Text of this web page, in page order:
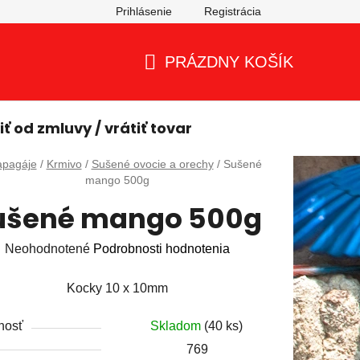
Prihlásenie Registrácia
KOŠÍK
PRÁZDNY KOŠÍK
od zmluvy / vrátiť tovar
/ Krmivo / Sušené ovocie a orechy / Sušené
mango 500g
mango 500g
Priemerné
0,0
Neohodnotené Podrobnosti hodnotenia
Kocky 10 x 10mm
Skladom (40 ks)
769